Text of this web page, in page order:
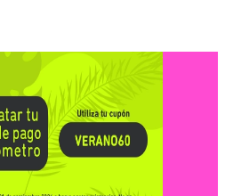
ó